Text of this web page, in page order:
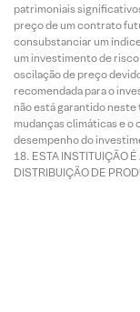
patrimoniais
preço de um contrato
consubstanciar um
um investimento de
oscilação de preço
recomendada para o
não está garantido
mudanças climáticas e
desempenho do
ESTA INSTITUIÇÃO
DISTRIBUIÇÃO DE